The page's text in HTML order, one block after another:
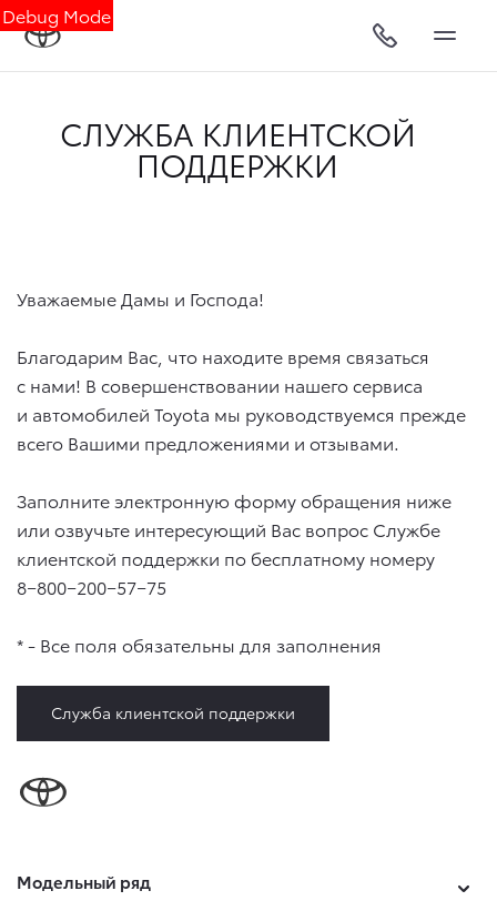
Debug Mode
СЛУЖБА КЛИЕНТСКОЙ
ПОДДЕРЖКИ
Уважаемые Дамы и Господа!
Благодарим Вас, что находите время связаться
с нами! В совершенствовании нашего сервиса
и автомобилей Toyota мы руководствуемся прежде
всего Вашими предложениями и отзывами.
Заполните электронную форму обращения ниже
или озвучьте интересующий Вас вопрос Службе
клиентской поддержки по бесплатному номеру
8−800−200−57−75
* - Все поля обязательны для заполнения
Служба клиентской поддержки
Модельный ряд